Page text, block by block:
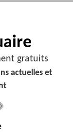
gratuits
actuelles et